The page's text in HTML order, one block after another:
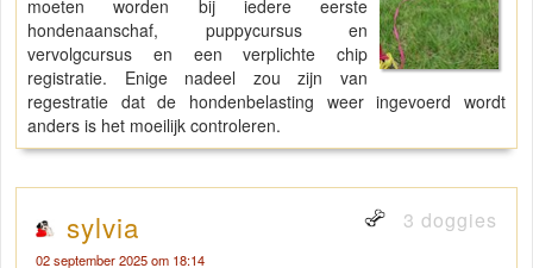
moeten worden bij iedere eerste
hondenaanschaf, puppycursus en
vervolgcursus en een verplichte chip
registratie. Enige nadeel zou zijn van
regestratie dat de hondenbelasting weer ingevoerd wordt
anders is het moeilijk controleren.
sylvia 3 doggies
02 september 2025 om 18:14